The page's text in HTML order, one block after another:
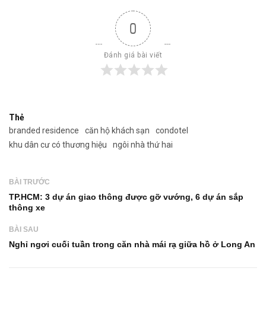
0
Đánh giá bài viết
Thẻ
branded residence
căn hộ khách sạn
condotel
khu dân cư có thương hiệu
ngôi nhà thứ hai
BÀI TRƯỚC
TP.HCM: 3 dự án giao thông được gỡ vướng, 6 dự án sắp
thông xe
BÀI SAU
Nghỉ ngơi cuối tuần trong căn nhà mái rạ giữa hồ ở Long An